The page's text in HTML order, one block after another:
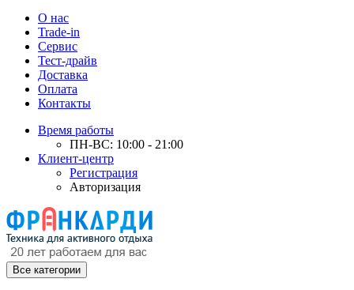
О нас
Trade-in
Сервис
Тест-драйв
Доставка
Оплата
Контакты
Время работы
ПН-ВС: 10:00 - 21:00
Клиент-центр
Регистрация
Авторизация
Все категории